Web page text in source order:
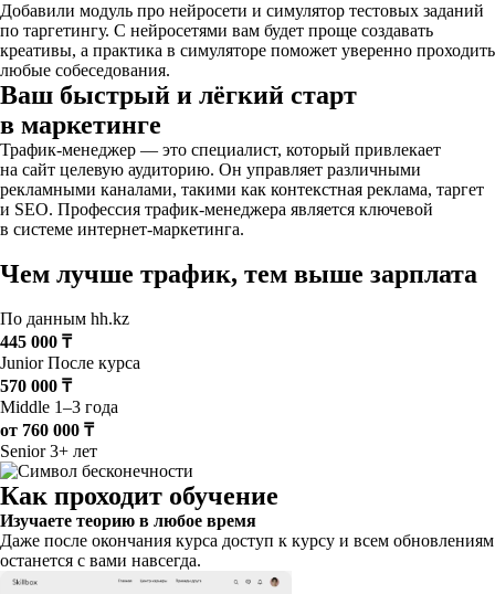
Добавили модуль про нейросети и симулятор тестовых заданий
по таргетингу. С нейросетями вам будет проще создавать
креативы, а практика в симуляторе поможет уверенно проходить
любые собеседования.
Ваш быстрый и лёгкий старт
в маркетинге
Трафик-менеджер — это специалист, который привлекает
на сайт целевую аудиторию. Он управляет различными
рекламными каналами, такими как контекстная реклама, таргет
и SEO. Профессия трафик-менеджера является ключевой
в системе интернет-маркетинга.
Чем лучше трафик, тем выше зарплата
По данным hh.kz
445 000 ₸
JuniorПосле курса
570 000 ₸
Middle 1–3 года
от 760 000 ₸
Senior3+ лет
Как проходит обучение
Изучаете теорию в любое время
Даже после окончания курса доступ к курсу и всем обновлениям
останется с вами навсегда.